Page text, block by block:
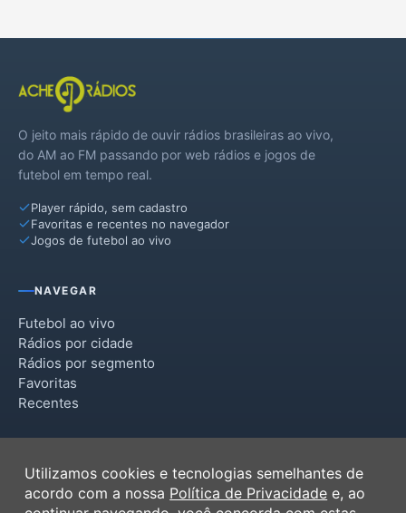
O jeito mais rápido de ouvir rádios brasileiras ao vivo,
do AM ao FM passando por web rádios e jogos de
futebol em tempo real.
Player rápido, sem cadastro
Favoritas e recentes no navegador
Jogos de futebol ao vivo
NAVEGAR
Futebol ao vivo
Rádios por cidade
Rádios por segmento
Favoritas
Recentes
Termos de Uso
Política de Privacidade
Utilizamos cookies e tecnologias semelhantes de
acordo com a nossa Política de Privacidade e, ao